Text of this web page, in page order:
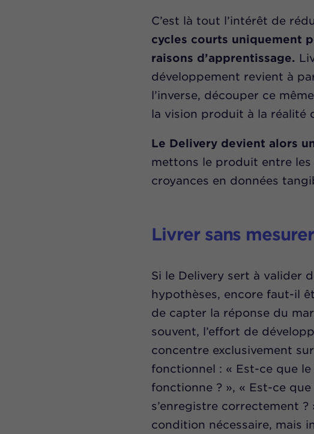
C’est là tout l’intérêt de
cycles courts uniquement
raisons d’apprentissage.
développement revient à
l’inverse, découper ce
la vision produit à la réalité
Le Delivery devient alors
mettons le produit entre
croyances en données
Livrer sans
Si le Delivery sert à valider
hypothèses, encore faut-il
de capter la réponse du
souvent, l’effort de
concentre exclusivement
fonctionnel : « Est-ce que
fonctionne ? », « Est-ce
s’enregistre correctement ?
condition nécessaire, mais